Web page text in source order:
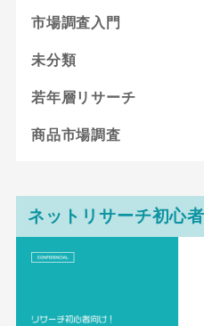
市場調査入門
未分類
若年層リサーチ
商品市場調査
ネットリサーチ初心